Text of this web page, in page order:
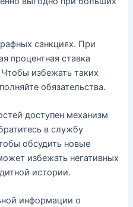
санкциях. При
процентная ставка
избежать таких
обязательства.
доступен механизм
в службу
обсудить новые
избежать негативных
истории.
информации о